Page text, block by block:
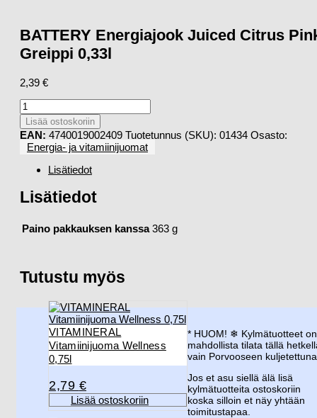
BATTERY Energiajook Juiced Citrus
Greippi 0,33l
2,39 €
BATTERY
Energiajook
Juiced
Citrus
Pink
Greippi
määrä
Lisää ostoskoriin
EAN: 4740019002409 Tuotetunnus (SKU): 01434 Osasto:
Energia- ja vitamiinijuomat
Lisätiedot
Lisätiedot
Paino pakkauksen kanssa 363 g
Tutustu myös
VITAMINERAL
Vitamiinijuoma Wellness
0,75l
2,79 €
Lisää ostoskoriin
* HUOM! ❄︎ Kylmätuotteet on
mahdollista tilata tällä
vain Porvooseen
Jos et asu siellä älä lisä
kylmätuotteita ostoskoriin
koska silloin et näy yhtään
toimitustapaa.